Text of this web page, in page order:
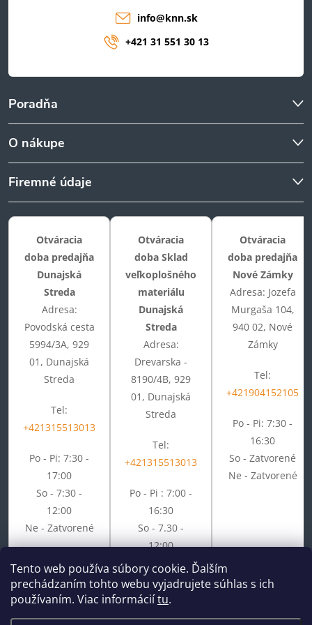
Tento web používa súbory cookie. Ďalším
prechádzaním tohto webu vyjadrujete súhlas s ich
používaním. Viac informáciítu.
Poradňa
O nákupe
Firemné údaje
info@knn.sk
+421 31 551 30 13
Otváracia
doba predajňa
Dunajská
Streda
Adresa:
Povodská cesta
5994/3A, 929
01, Dunajská
Streda
Tel:
+421315513013
Po - Pi: 7:30 -
17:00
So - 7:30 -
12:00
Ne - Zatvorené
Otváracia
doba Sklad
veľkoplošného
materiálu
Dunajská
Streda
Adresa:
Drevarska -
8190/4B, 929
01, Dunajská
Streda
Tel:
+421315513013
Po - Pi : 7:00 -
16:30
So - 7.30 -
12:00
Ne - Zatvorené
Otváracia
doba predajňa
Nové Zámky
Adresa: Jozefa
Murgaša 104,
940 02, Nové
Zámky
Tel:
+421904152105
Po - Pi: 7:30 -
16:30
So - Zatvorené
Ne - Zatvorené